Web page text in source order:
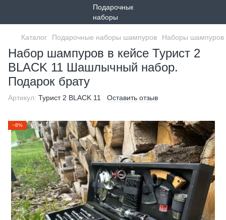
Каталог Подарочные наборы шампуров Наборы шампуров
Набор шампуров в кейсе Турист 2
BLACK 11 Шашлычный набор.
Подарок брату
Артикул: Турист 2 BLACK 11 Оставить отзыв
−8%